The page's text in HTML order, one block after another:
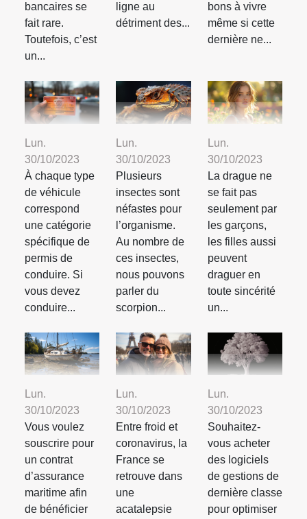
bancaires se
fait rare.
Toutefois, c’est
un...
ligne au
détriment des...
bons à vivre
même si cette
dernière ne...
Lun.
30/10/2023
À chaque type
de véhicule
correspond
une catégorie
spécifique de
permis de
conduire. Si
vous devez
conduire...
Lun.
30/10/2023
Plusieurs
insectes sont
néfastes pour
l’organisme.
Au nombre de
ces insectes,
nous pouvons
parler du
scorpion...
Lun.
30/10/2023
La drague ne
se fait pas
seulement par
les garçons,
les filles aussi
peuvent
draguer en
toute sincérité
un...
Lun.
30/10/2023
Vous voulez
souscrire pour
un contrat
d’assurance
maritime afin
de bénéficier
Lun.
30/10/2023
Entre froid et
coronavirus, la
France se
retrouve dans
une
acatalepsie
Lun.
30/10/2023
Souhaitez-
vous acheter
des logiciels
de gestions de
dernière classe
pour optimiser